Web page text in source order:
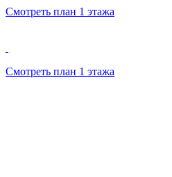
Смотреть план 1 этажа
Смотреть план 1 этажа